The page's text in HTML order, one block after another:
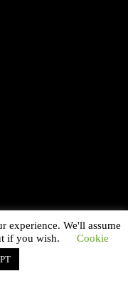
. All Rights
Studio
experience. We'll assume
if you wish.
Cookie